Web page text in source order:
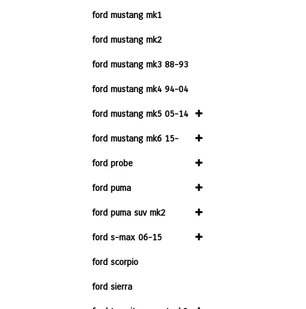
ford mustang mk1
ford mustang mk2
ford mustang mk3 88-93
ford mustang mk4 94-04
ford mustang mk5 05-14
ford mustang mk6 15-
ford probe
ford puma
ford puma suv mk2
ford s-max 06-15
ford scorpio
ford sierra